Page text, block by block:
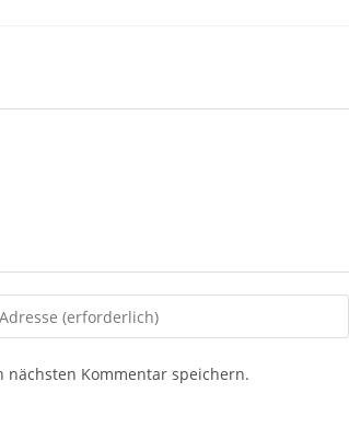
nächsten Kommentar speichern.